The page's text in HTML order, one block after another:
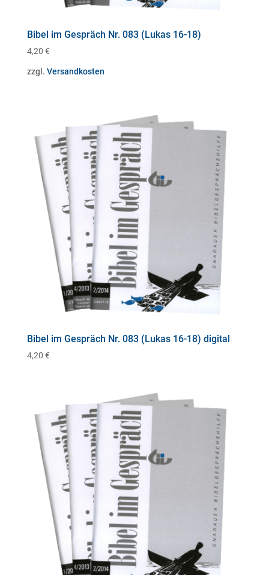
Bibel im Gespräch Nr. 083 (Lukas 16-18)
4,20 €
zzgl. Versandkosten
Bibel im Gespräch Nr. 083 (Lukas 16-18) digital
4,20 €